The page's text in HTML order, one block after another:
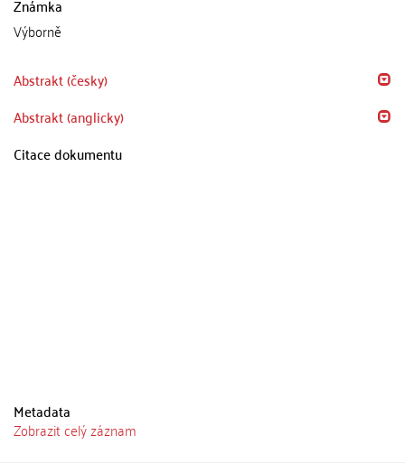
Známka
Výborně
Abstrakt (česky)
Abstrakt (anglicky)
Citace dokumentu
Metadata
Zobrazit celý záznam